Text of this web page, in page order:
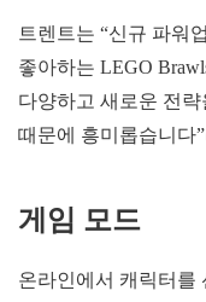
트렌트는 “신규 파워
좋아하는 LEGO
다양하고 새로운 전략
때문에 흥미롭습니다
게임 모드
온라인에서 캐릭터를